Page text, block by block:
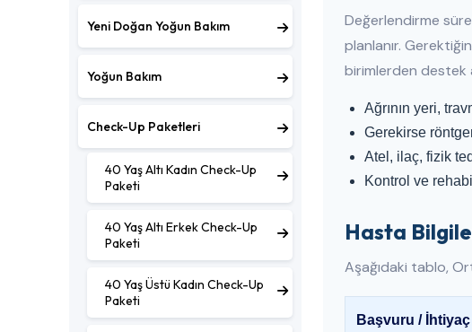
Yeni Doğan Yoğun Bakım
Yoğun Bakım
Check-Up Paketleri
40 Yaş Altı Kadın Check-Up
Paketi
40 Yaş Altı Erkek Check-Up
Paketi
40 Yaş Üstü Kadın Check-Up
Paketi
Değerlendirme
planlanır.
birimlerden destek
Ağrının yeri,
Gerekirse
Atel, ilaç, fizik
Kontrol ve
Hasta
Aşağıdaki tablo,
Başvuru / İhtiyaç